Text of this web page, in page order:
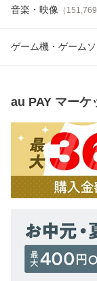
音楽・映像 （ 151,769
ゲーム機・ゲームソ
au PAY マーケ